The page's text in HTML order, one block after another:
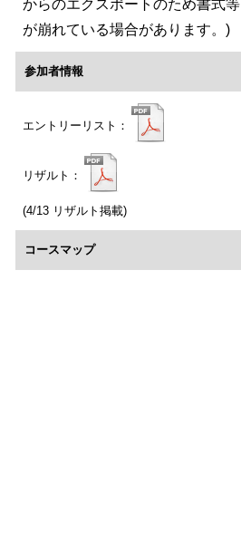
からのエクスポートのため書式等
が崩れている場合があります。)
参加者情報
エントリーリスト：
リザルト：
(4/13 リザルト掲載)
コースマップ